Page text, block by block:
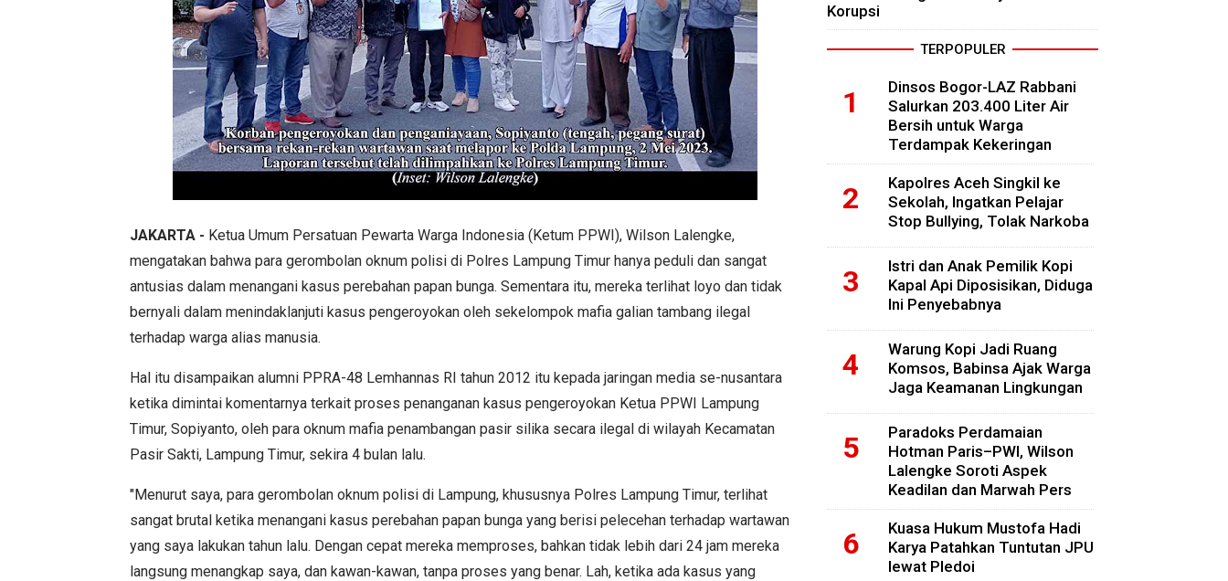
JAKARTA - Ketua Umum Persatuan Pewarta Warga Indonesia (Ketum PPWI), Wilson Lalengke,
mengatakan bahwa para gerombolan oknum polisi di Polres Lampung Timur hanya peduli dan sangat
antusias dalam menangani kasus perebahan papan bunga. Sementara itu, mereka terlihat loyo dan tidak
bernyali dalam menindaklanjuti kasus pengeroyokan oleh sekelompok mafia galian tambang ilegal
terhadap warga alias manusia.
Hal itu disampaikan alumni PPRA-48 Lemhannas RI tahun 2012 itu kepada jaringan media se-nusantara
ketika dimintai komentarnya terkait proses penanganan kasus pengeroyokan Ketua PPWI Lampung
Timur, Sopiyanto, oleh para oknum mafia penambangan pasir silika secara ilegal di wilayah Kecamatan
Pasir Sakti, Lampung Timur, sekira 4 bulan lalu.
"Menurut saya, para gerombolan oknum polisi di Lampung, khususnya Polres Lampung Timur, terlihat
sangat brutal ketika menangani kasus perebahan papan bunga yang berisi pelecehan terhadap wartawan
yang saya lakukan tahun lalu. Dengan cepat mereka memproses, bahkan tidak lebih dari 24 jam mereka
langsung menangkap saya, dan kawan-kawan, tanpa proses yang benar. Lah, ketika ada kasus yang
Korupsi
TERPOPULER
Dinsos Bogor-LAZ Rabbani
Salurkan 203.400 Liter Air
Bersih untuk Warga
Terdampak Kekeringan
Kapolres Aceh Singkil ke
Sekolah, Ingatkan Pelajar
Stop Bullying, Tolak Narkoba
Istri dan Anak Pemilik Kopi
Kapal Api Diposisikan, Diduga
Ini Penyebabnya
Warung Kopi Jadi Ruang
Komsos, Babinsa Ajak Warga
Jaga Keamanan Lingkungan
Paradoks Perdamaian
Hotman Paris–PWI, Wilson
Lalengke Soroti Aspek
Keadilan dan Marwah Pers
Kuasa Hukum Mustofa Hadi
Karya Patahkan Tuntutan JPU
lewat Pledoi